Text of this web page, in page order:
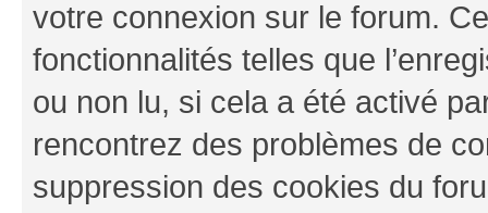
votre connexion sur le forum.
fonctionnalités telles que
ou non lu, si cela a été activé
rencontrez des problèmes de
suppression des cookies du